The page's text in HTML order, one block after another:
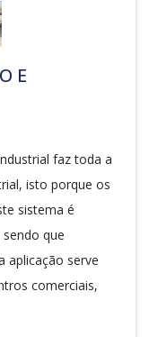
E
faz toda a
isto porque os
sistema é
que
aplicação serve
comerciais,